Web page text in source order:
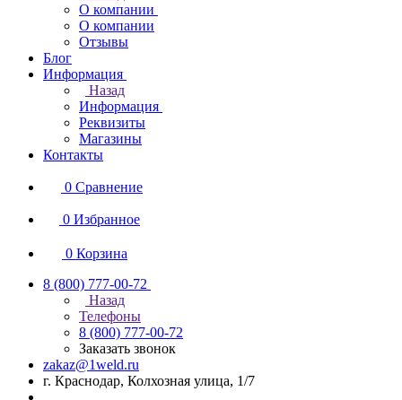
О компании
О компании
Отзывы
Блог
Информация
Назад
Информация
Реквизиты
Магазины
Контакты
0 Сравнение
0 Избранное
0 Корзина
8 (800) 777-00-72
Назад
Телефоны
8 (800) 777-00-72
Заказать звонок
zakaz@1weld.ru
г. Краснодар, Колхозная улица, 1/7